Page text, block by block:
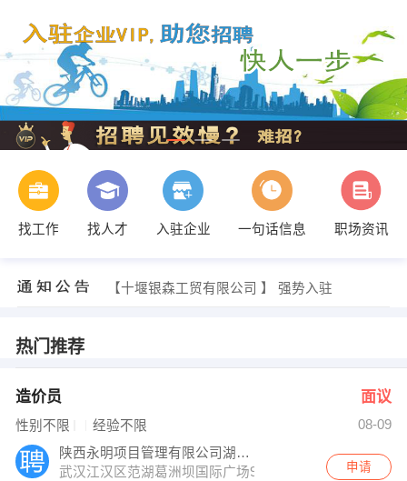
找工作 找人才 入驻企业 一句话信息 职场资讯
【十堰银森工贸有限公司 】 强势入驻
侯小姐 发布 [客服 ] 招聘信息
章先生 发布 [房产经纪人 ] 招聘信息
【十堰银森工贸有限公司 】 强势入驻
热门推荐
造价员 面议
性别不限 经验不限
08-09
陕西永明项目管理有限公司湖北分公司
武汉江汉区范湖葛洲坝国际广场9栋1单元23楼
申请